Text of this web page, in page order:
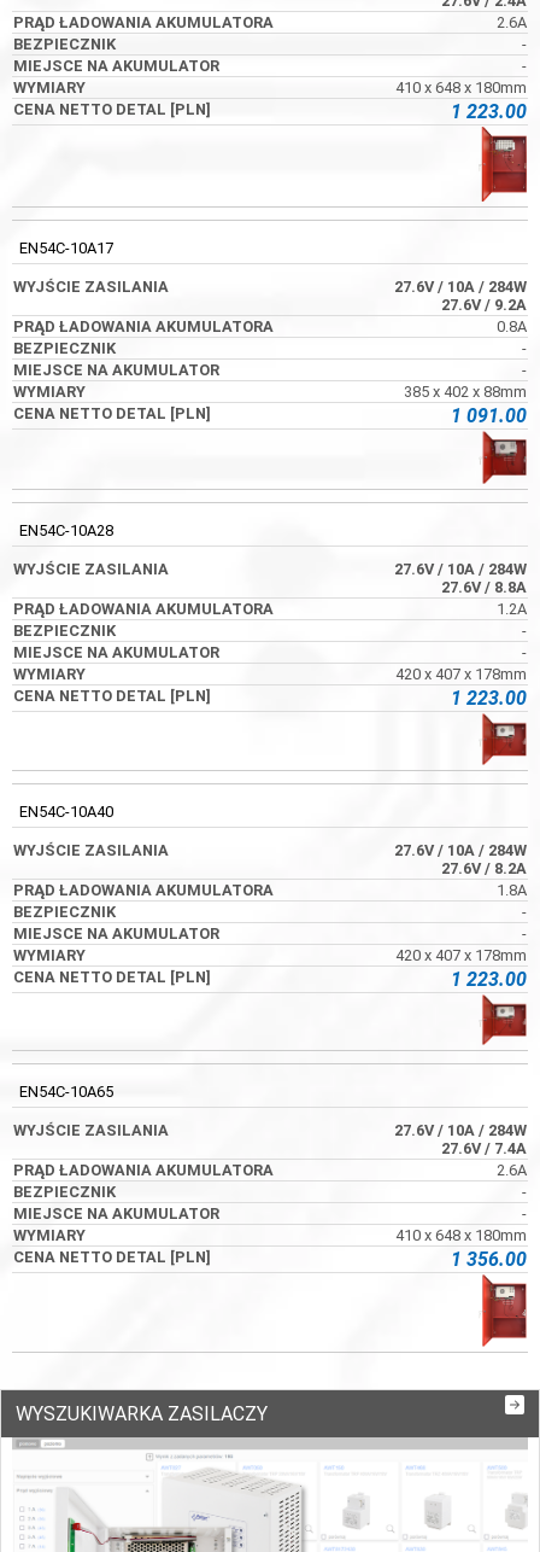
2.6A
-
-
410 x 648 x 180mm
1 223.00
EN54C-10A17
27.6V/ 10A / 284W
27.6V/ 9.2A
0.8A
-
-
385 x 402 x 88mm
1 091.00
EN54C-10A28
27.6V/ 10A / 284W
27.6V/ 8.8A
1.2A
-
-
420 x 407 x 178mm
1 223.00
EN54C-10A40
27.6V/ 10A / 284W
27.6V/ 8.2A
1.8A
-
-
420 x 407 x 178mm
1 223.00
EN54C-10A65
27.6V/ 10A / 284W
27.6V/ 7.4A
2.6A
-
-
410 x 648 x 180mm
1 356.00
WYSZUKIWARKA ZASILACZY